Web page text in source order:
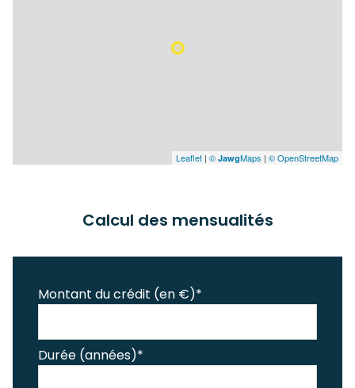
Leaflet | © JawgMaps | © OpenStreetMap
Calcul des mensualités
Montant du crédit (en €)*
Durée (années)*